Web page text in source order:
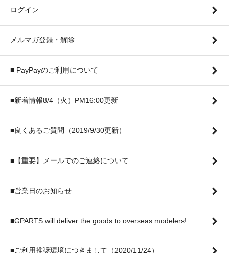
ログイン
メルマガ登録・解除
■ PayPayのご利用について
■新着情報8/4（火）PM16:00更新
■良くあるご質問（2019/9/30更新）
■【重要】メールでのご連絡について
■営業日のお知らせ
■GPARTS will deliver the goods to overseas modelers!
■ご利用推奨環境につきまして（2020/11/24）